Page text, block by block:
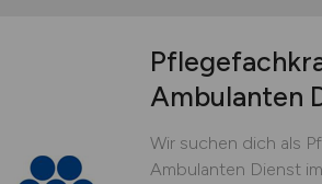
Ambulanten
Wir suchen dich als
Ambulanten Dienst